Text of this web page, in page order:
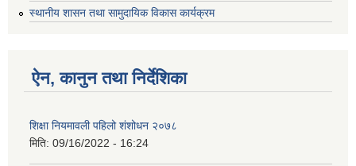
स्थानीय शासन तथा सामुदायिक विकास कार्यक्रम
ऐन, कानुन तथा निर्देशिका
शिक्षा नियमावली पहिलो शंशोधन २०७८
मिति: 09/16/2022 - 16:24